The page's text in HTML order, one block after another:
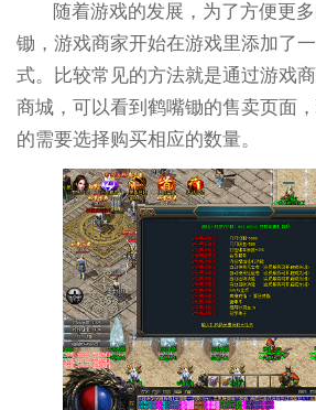
随着游戏的发展，为了方便更
锄，游戏商家开始在游戏里添加了
式。比较常见的方法就是通过游戏
商城，可以看到鹤嘴锄的售卖页面
的需要选择购买相应的数量。